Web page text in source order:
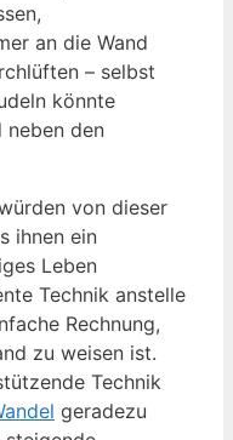
an die Wand
– selbst
könnte
neben den
von dieser
ihnen ein
Leben
Technik anstelle
Rechnung,
zu weisen ist.
Technik
geradezu